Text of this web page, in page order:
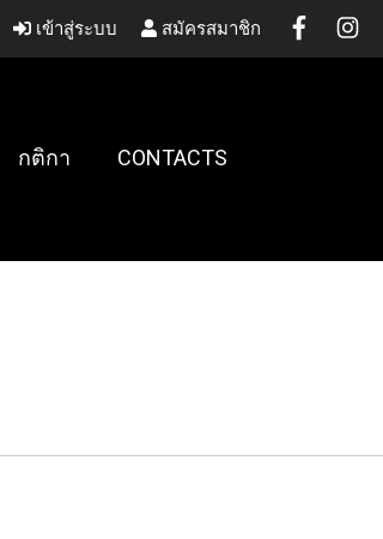
เข้าสู่ระบบ สมัครสมาชิก
กติกา CONTACTS